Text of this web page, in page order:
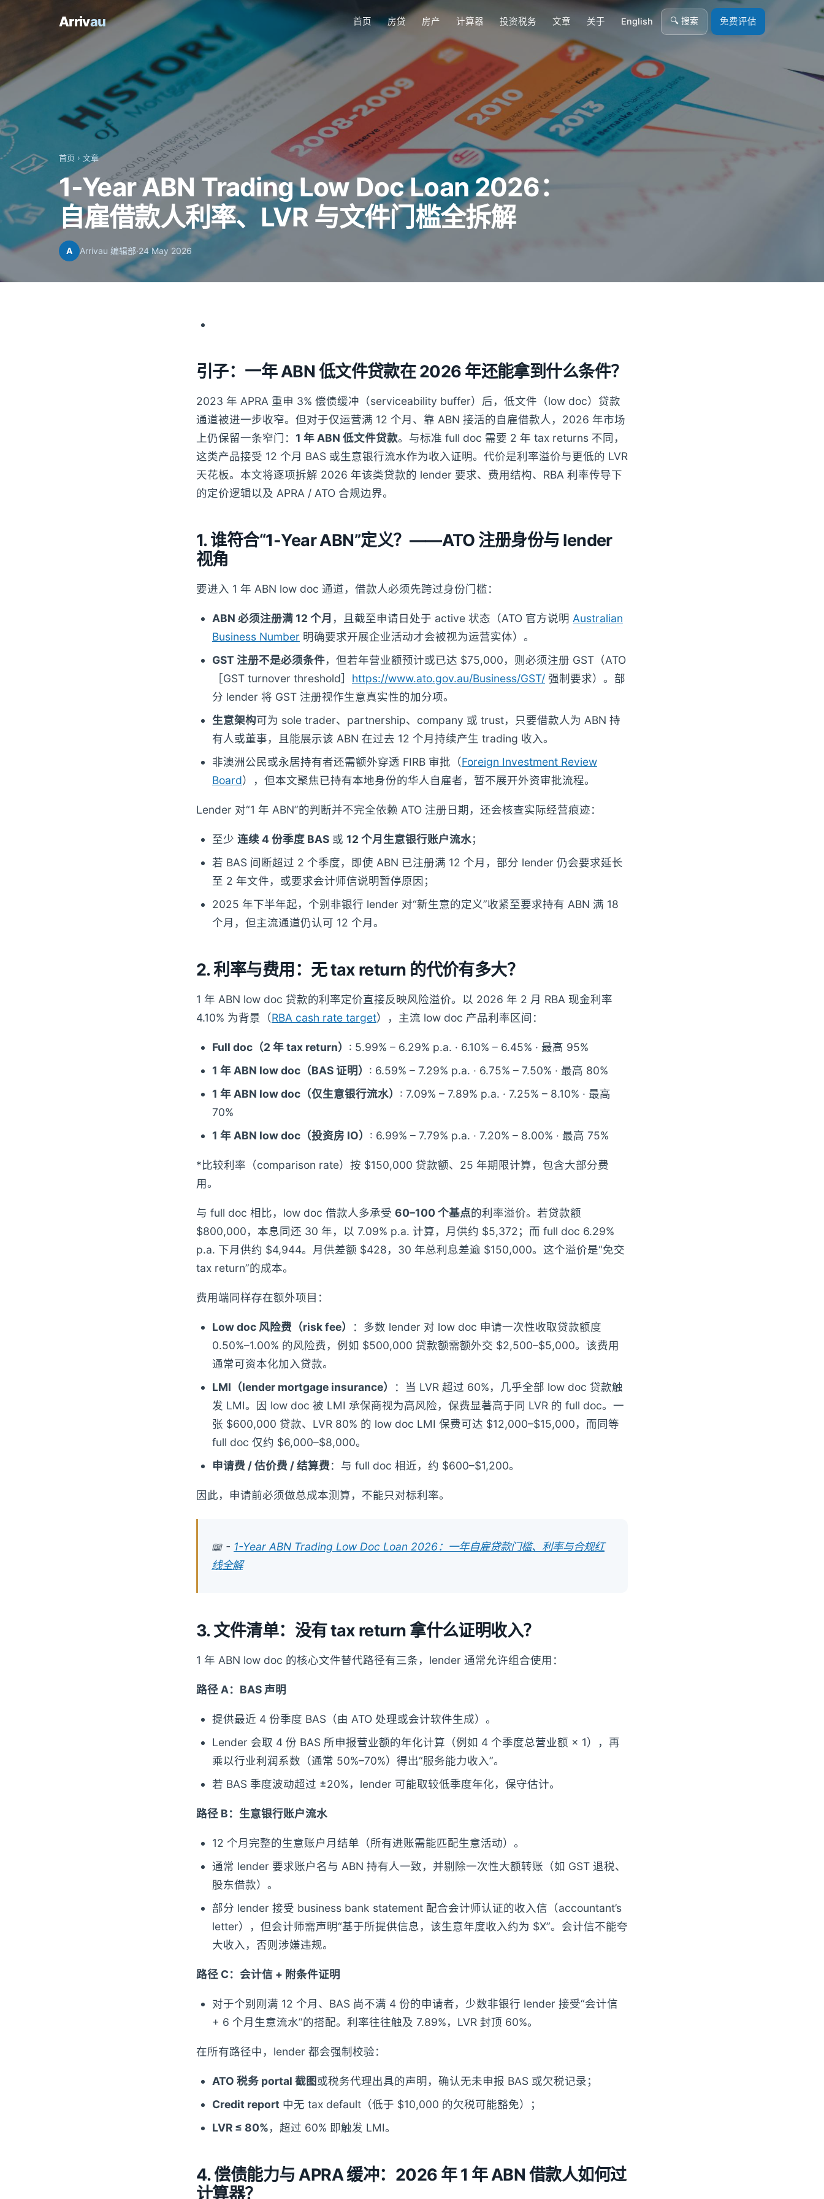
Arrivau 首页 房贷 房产 计算器 投资税务 文章 关于 English 🔍 搜索 免费评估
首页 › 文章
1-Year ABN Trading Low Doc Loan 2026：
自雇借款人利率、LVR 与文件门槛全拆解
A Arrivau 编辑部·24 May 2026
引子：一年 ABN 低文件贷款在 2026 年还能拿到什么条件？
2023 年 APRA 重申 3% 偿债缓冲（serviceability buffer）后，低文件（low doc）贷款
通道被进一步收窄。但对于仅运营满 12 个月、靠 ABN 接活的自雇借款人，2026 年市场
上仍保留一条窄门： 1 年 ABN 低文件贷款。与标准 full doc 需要 2 年 tax returns 不同，
这类产品接受 12 个月 BAS 或生意银行流水作为收入证明。代价是利率溢价与更低的 LVR
天花板。本文将逐项拆解 2026 年该类贷款的 lender 要求、费用结构、RBA 利率传导下
的定价逻辑以及 APRA / ATO 合规边界。
1. 谁符合“1-Year ABN”定义？——ATO 注册身份与 lender
视角
要进入 1 年 ABN low doc 通道，借款人必须先跨过身份门槛：
ABN 必须注册满 12 个月 ，且截至申请日处于 active 状态（ATO 官方说明 Australian
Business Number 明确要求开展企业活动才会被视为运营实体）。
GST 注册不是必须条件，但若年营业额预计或已达 $75,000，则必须注册 GST（ATO
［GST turnover threshold］ https://www.ato.gov.au/Business/GST/ 强制要求）。部
分 lender 将 GST 注册视作生意真实性的加分项。
生意架构可为 sole trader、partnership、company 或 trust，只要借款人为 ABN 持
有人或董事，且能展示该 ABN 在过去 12 个月持续产生 trading 收入。
非澳洲公民或永居持有者还需额外穿透 FIRB 审批（Foreign Investment Review
Board），但本文聚焦已持有本地身份的华人自雇者，暂不展开外资审批流程。
Lender 对“1 年 ABN”的判断并不完全依赖 ATO 注册日期，还会核查实际经营痕迹：
至少 连续 4 份季度 BAS 或 12 个月生意银行账户流水；
若 BAS 间断超过 2 个季度，即使 ABN 已注册满 12 个月，部分 lender 仍会要求延长
至 2 年文件，或要求会计师信说明暂停原因；
2025 年下半年起，个别非银行 lender 对“新生意的定义”收紧至要求持有 ABN 满 18
个月，但主流通道仍认可 12 个月。
2. 利率与费用：无 tax return 的代价有多大？
1 年 ABN low doc 贷款的利率定价直接反映风险溢价。以 2026 年 2 月 RBA 现金利率
4.10% 为背景（RBA cash rate target），主流 low doc 产品利率区间：
Full doc（2 年 tax return） : 5.99% – 6.29% p.a. · 6.10% – 6.45% · 最高 95%
1 年 ABN low doc（BAS 证明） : 6.59% – 7.29% p.a. · 6.75% – 7.50% · 最高 80%
1 年 ABN low doc（仅生意银行流水） : 7.09% – 7.89% p.a. · 7.25% – 8.10% · 最高
70%
1 年 ABN low doc（投资房 IO） : 6.99% – 7.79% p.a. · 7.20% – 8.00% · 最高 75%
*比较利率（comparison rate）按 $150,000 贷款额、25 年期限计算，包含大部分费
用。
与 full doc 相比，low doc 借款人多承受 60–100 个基点的利率溢价。若贷款额
$800,000，本息同还 30 年，以 7.09% p.a. 计算，月供约 $5,372；而 full doc 6.29%
p.a. 下月供约 $4,944。月供差额 $428，30 年总利息差逾 $150,000。这个溢价是“免交
tax return”的成本。
费用端同样存在额外项目：
Low doc 风险费（risk fee）
：多数 lender 对 low doc 申请一次性收取贷款额度
0.50%–1.00% 的风险费，例如 $500,000 贷款额需额外交 $2,500–$5,000。该费用
通常可资本化加入贷款。
LMI（lender mortgage insurance）
：当 LVR 超过 60%，几乎全部 low doc 贷款触
发 LMI。因 low doc 被 LMI 承保商视为高风险，保费显著高于同 LVR 的 full doc。一
张 $600,000 贷款、LVR 80% 的 low doc LMI 保费可达 $12,000–$15,000，而同等
full doc 仅约 $6,000–$8,000。
申请费 / 估价费 / 结算费：与 full doc 相近，约 $600–$1,200。
因此，申请前必须做总成本测算，不能只对标利率。
📖 - 1-Year ABN Trading Low Doc Loan 2026：一年自雇贷款门槛、利率与合规红
线全解
3. 文件清单：没有 tax return 拿什么证明收入？
1 年 ABN low doc 的核心文件替代路径有三条，lender 通常允许组合使用：
路径 A：BAS 声明
提供最近 4 份季度 BAS（由 ATO 处理或会计软件生成）。
Lender 会取 4 份 BAS 所申报营业额的年化计算（例如 4 个季度总营业额 × 1），再
乘以行业利润系数（通常 50%–70%）得出“服务能力收入”。
若 BAS 季度波动超过 ±20%，lender 可能取较低季度年化，保守估计。
路径 B：生意银行账户流水
12 个月完整的生意账户月结单（所有进账需能匹配生意活动）。
通常 lender 要求账户名与 ABN 持有人一致，并剔除一次性大额转账（如 GST 退税、
股东借款）。
部分 lender 接受 business bank statement 配合会计师认证的收入信（accountant’s
letter），但会计师需声明“基于所提供信息，该生意年度收入约为 $X”。会计信不能夸
大收入，否则涉嫌违规。
路径 C：会计信 + 附条件证明
对于个别刚满 12 个月、BAS 尚不满 4 份的申请者，少数非银行 lender 接受“会计信
+ 6 个月生意流水”的搭配。利率往往触及 7.89%，LVR 封顶 60%。
在所有路径中，lender 都会强制校验：
ATO 税务 portal 截图或税务代理出具的声明，确认无未申报 BAS 或欠税记录；
Credit report 中无 tax default（低于 $10,000 的欠税可能豁免）；
LVR ≤ 80%，超过 60% 即触发 LMI。
4. 偿债能力与 APRA 缓冲：2026 年 1 年 ABN 借款人如何过
计算器？